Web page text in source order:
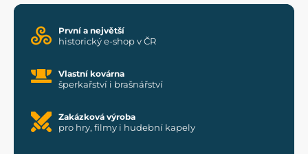
První a největší
historický e-shop v ČR
Vlastní kovárna
šperkařství i brašnářství
Zakázková výroba
pro hry, filmy i hudební kapely